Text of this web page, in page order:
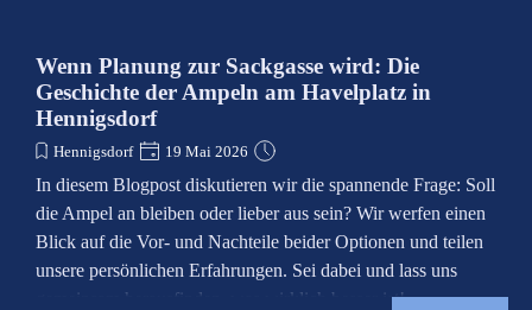
Wenn Planung zur Sackgasse wird: Die
Geschichte der Ampeln am Havelplatz in
Hennigsdorf
Hennigsdorf 19 Mai 2026
In diesem Blogpost diskutieren wir die spannende Frage: Soll
die Ampel an bleiben oder lieber aus sein? Wir werfen einen
Blick auf die Vor- und Nachteile beider Optionen und teilen
unsere persönlichen Erfahrungen. Sei dabei und lass uns
gemeinsam herausfinden, was wirklich besser ist!